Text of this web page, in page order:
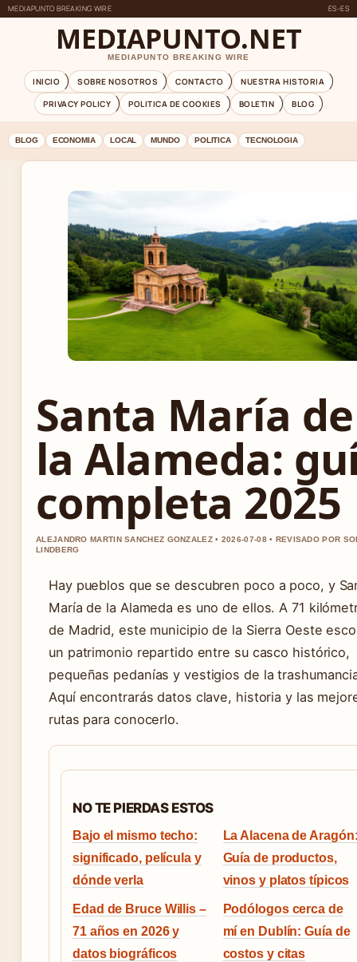
MEDIAPUNTO BREAKING WIRE ES-ES
MEDIAPUNTO.NET
MEDIAPUNTO BREAKING WIRE
INICIO SOBRE NOSOTROS CONTACTO
NUESTRA HISTORIA
PRIVACY POLICY
POLITICA DE COOKIES BOLETIN BLOG
BLOG ECONOMIA LOCAL MUNDO POLITICA TECNOLOGIA
Santa María de
la Alameda:
completa 2025
ALEJANDRO MARTIN SANCHEZ GONZALEZ • 2026-07-08 • REVISADO POR
LINDBERG
Hay pueblos que se descubren poco a poco, y
María de la Alameda es uno de ellos. A 71
de Madrid, este municipio de la Sierra Oeste
un patrimonio repartido entre su casco histórico,
pequeñas pedanías y vestigios de la
Aquí encontrarás datos clave, historia y las
rutas para conocerlo.
NO TE PIERDAS ESTOS
Bajo el mismo techo:
significado, película y
dónde verla
La Alacena de
Guía de productos,
vinos y platos típicos
Edad de Bruce Willis –
71 años en 2026 y
datos biográficos
Podólogos cerca de
mí en Dublín: Guía de
costos y citas